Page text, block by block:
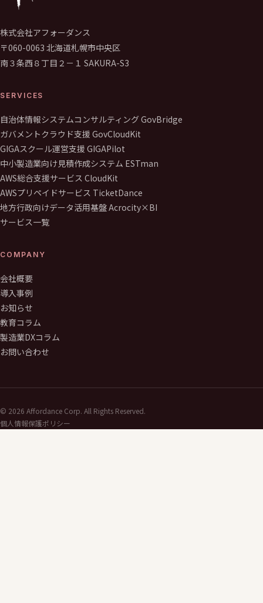
株式会社アフォーダンス
〒060-0063 北海道札幌市中央区
南３条西８丁目２－１ SAKURA-S3
SERVICES
自治体情報システムコンサルティング GovBridge
ガバメントクラウド支援 GovCloudKit
GIGAスクール運営支援 GIGAPilot
中小製造業向け見積作成システム ESTman
AWS総合支援サービス CloudKit
AWSプリペイドサービス TicketDance
地方行政向けデータ活用基盤 Acrocity×BI
サービス一覧
COMPANY
会社概要
導入事例
お知らせ
教育コラム
製造業DXコラム
お問い合わせ
© 2026 Affordance Corp. All Rights Reserved.
個人情報保護ポリシー